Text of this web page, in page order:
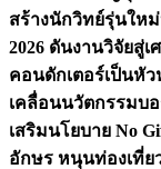
สร้างนักวิทย์รุ่นใหม่
2026 ดันงานวิจัยสู่เ
คอนดักเตอร์เป็นหั
เคลื่อนนวัตกรรมบอ
เสริมนโยบาย No
อักษร หนุนท่องเที่ย